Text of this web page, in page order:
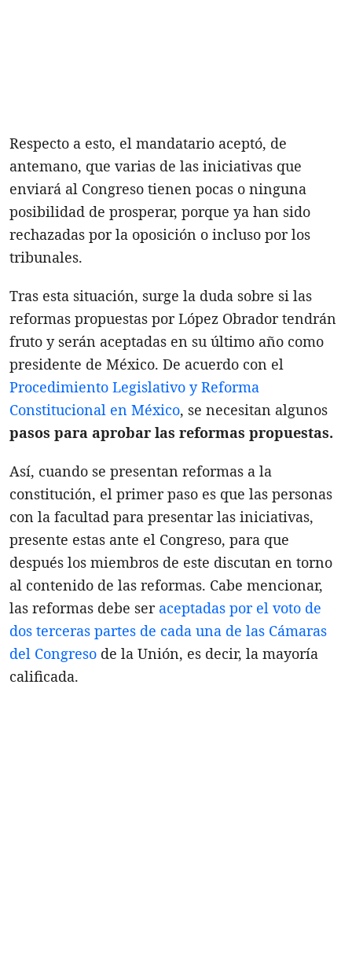
Respecto a esto, el mandatario aceptó, de
antemano, que varias de las iniciativas que
enviará al Congreso tienen pocas o ninguna
posibilidad de prosperar, porque ya han sido
rechazadas por la oposición o incluso por los
tribunales.
Tras esta situación, surge la duda sobre si las
reformas propuestas por López Obrador tendrán
fruto y serán aceptadas en su último año como
presidente de México. De acuerdo con el
Procedimiento Legislativo y Reforma
Constitucional en México, se necesitan algunos
pasos para aprobar las reformas propuestas.
Así, cuando se presentan reformas a la
constitución, el primer paso es que las personas
con la facultad para presentar las iniciativas,
presente estas ante el Congreso, para que
después los miembros de este discutan en torno
al contenido de las reformas. Cabe mencionar,
las reformas debe ser aceptadas por el voto de
dos terceras partes de cada una de las Cámaras
del Congreso de la Unión, es decir, la mayoría
calificada.